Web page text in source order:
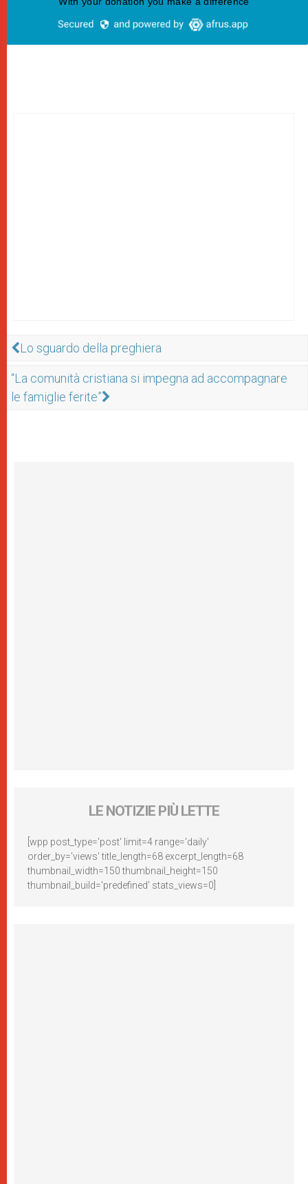
Lo sguardo della preghiera
“La comunità cristiana si impegna ad accompagnare
le famiglie ferite”
LE NOTIZIE PIÙ LETTE
[wpp post_type='post' limit=4 range='daily'
order_by='views' title_length=68 excerpt_length=68
thumbnail_width=150 thumbnail_height=150
thumbnail_build='predefined' stats_views=0]